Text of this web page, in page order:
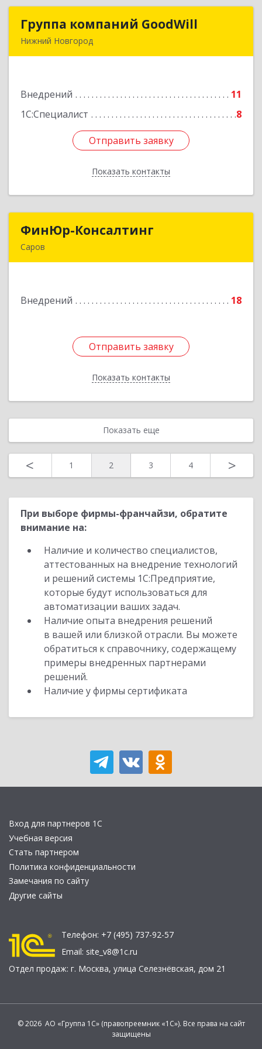
Группа компаний GoodWill
Нижний Новгород
Внедрений
11
1С:Специалист
8
Отправить заявку
Показать контакты
Группа компаний GoodWill
Подробнее
Отправить заявку
Назад
ФинЮр-Консалтинг
Саров
Внедрений 18
Отправить заявку
Показать контакты
ФинЮр-Консалтинг
Подробнее
Отправить заявку
Назад
Показать еще
< 1 2 3 4 >
При выборе фирмы-франчайзи, обратите
внимание на:
Наличие и количество специалистов,
аттестованных на внедрение технологий
и решений системы 1С:Предприятие,
которые будут использоваться для
автоматизации ваших задач.
Наличие опыта внедрения решений
в вашей или близкой отрасли. Вы можете
обратиться к справочнику, содержащему
примеры внедренных партнерами
решений.
Наличие у фирмы сертификата
Вход для партнеров 1С
Учебная версия
Стать партнером
Политика конфиденциальности
Замечания по сайту
Другие сайты
Телефон: +7 (495) 737-92-57
Email: site_v8@1c.ru
Отдел продаж: г. Москва, улица Селезнёвская, дом 21
© 2026 АО «Группа 1С» (правопреемник «1С»). Все права на сайт
защищены